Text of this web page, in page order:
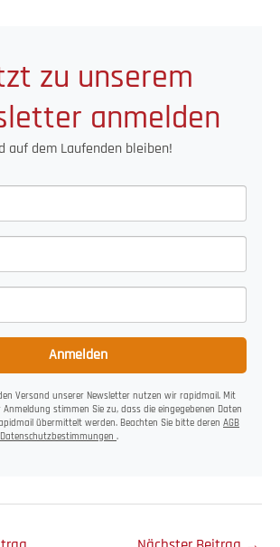
zu unserem
anmelden
auf dem Laufenden bleiben!
Anmelden
Versand unserer Newsletter nutzen wir rapidmail. Mit
Anmeldung stimmen Sie zu, dass die eingegebenen Daten
übermittelt werden. Beachten Sie bitte deren AGB
Datenschutzbestimmungen .